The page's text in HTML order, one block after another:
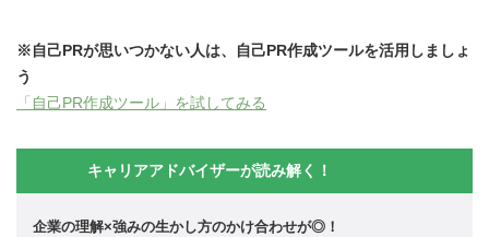
※自己PRが思いつかない人は、自己PR作成ツールを活用しましょ
う
「自己PR作成ツール」を試してみる
キャリアアドバイザーが読み解く！
企業の理解×強みの生かし方のかけ合わせが◎！